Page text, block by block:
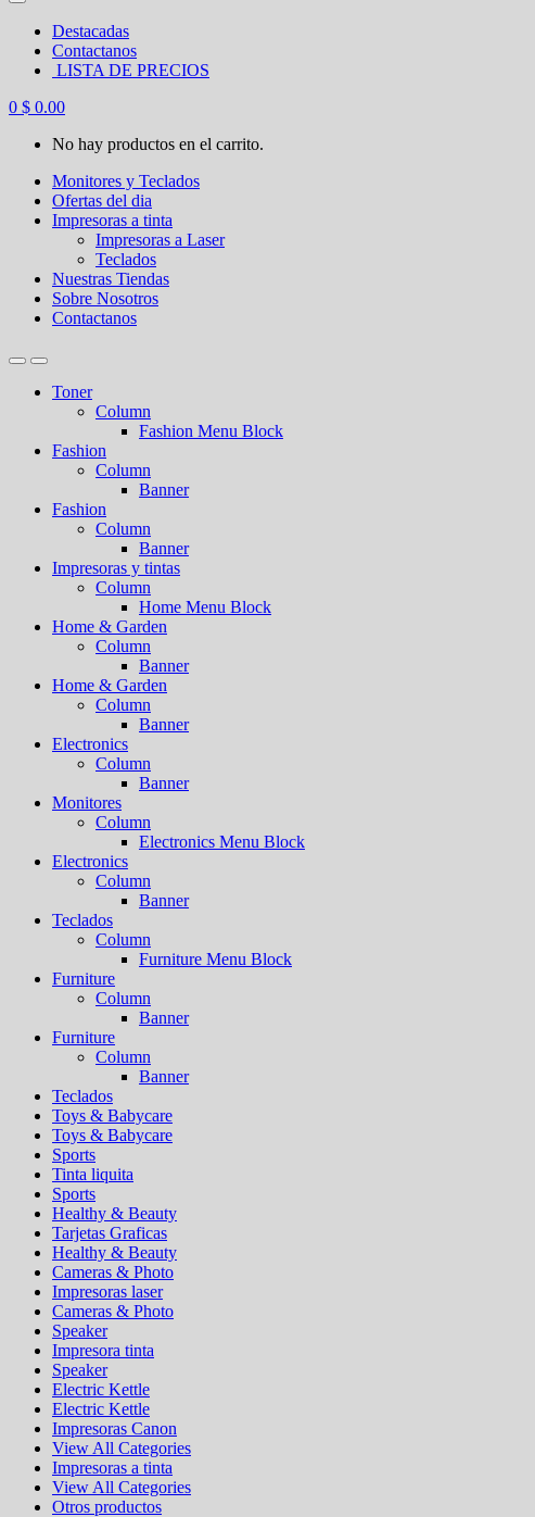
Destacadas
Contactanos
LISTA DE PRECIOS
0 $ 0.00
No hay productos en el carrito.
Monitores y Teclados
Ofertas del dia
Impresoras a tinta
Impresoras a Laser
Teclados
Nuestras Tiendas
Sobre Nosotros
Contactanos
Toner
Column
Fashion Menu Block
Fashion
Column
Banner
Fashion
Column
Banner
Impresoras y tintas
Column
Home Menu Block
Home & Garden
Column
Banner
Home & Garden
Column
Banner
Electronics
Column
Banner
Monitores
Column
Electronics Menu Block
Electronics
Column
Banner
Teclados
Column
Furniture Menu Block
Furniture
Column
Banner
Furniture
Column
Banner
Teclados
Toys & Babycare
Toys & Babycare
Sports
Tinta liquita
Sports
Healthy & Beauty
Tarjetas Graficas
Healthy & Beauty
Cameras & Photo
Impresoras laser
Cameras & Photo
Speaker
Impresora tinta
Speaker
Electric Kettle
Electric Kettle
Impresoras Canon
View All Categories
Impresoras a tinta
View All Categories
Otros productos